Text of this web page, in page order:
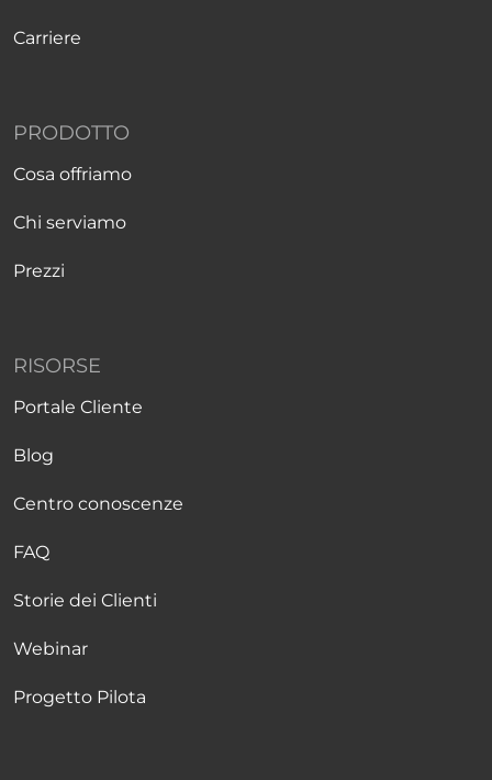
Carriere
PRODOTTO
Cosa offriamo
Chi serviamo
Prezzi
RISORSE
Portale Cliente
Blog
Centro conoscenze
FAQ
Storie dei Clienti
Webinar
Progetto Pilota